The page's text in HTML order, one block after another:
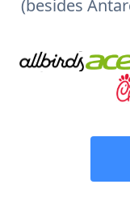
(besides